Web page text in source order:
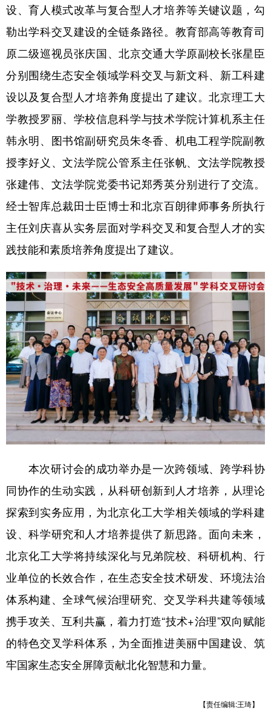
设、育人模式改革与复合型人才培养等关键议题，勾
勒出学科交叉建设的全链条路径。教育部高等教育司
原二级巡视员张庆国、北京交通大学原副校长张星臣
分别围绕生态安全领域学科交叉与新文科、新工科建
设以及复合型人才培养角度提出了建议。北京理工大
学教授罗丽、学校信息科学与技术学院计算机系主任
韩永明、图书馆副研究员朱冬香、机电工程学院副教
授李好义、文法学院公管系主任张帆、文法学院教授
张建伟、文法学院党委书记郑秀英分别进行了交流。
经士智库总裁田士臣博士和北京百朗律师事务所执行
主任刘庆喜从实务层面对学科交叉和复合型人才的实
践技能和素质培养角度提出了建议。
本次研讨会的成功举办是一次跨领域、跨学科协
同协作的生动实践，从科研创新到人才培养，从理论
探索到实务应用，为北京化工大学相关领域的学科建
设、科学研究和人才培养提供了新思路。面向未来，
北京化工大学将持续深化与兄弟院校、科研机构、行
业单位的长效合作，在生态安全技术研发、环境法治
体系构建、全球气候治理研究、交叉学科共建等领域
携手攻关、互利共赢，着力打造“技术+治理”双向赋能
的特色交叉学科体系，为全面推进美丽中国建设、筑
牢国家生态安全屏障贡献北化智慧和力量。
【责任编辑:王琦】